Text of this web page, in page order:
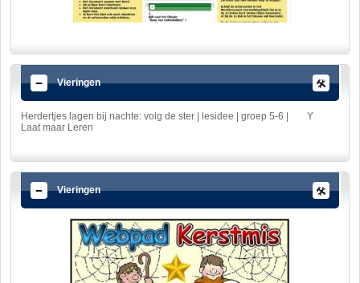
Vieringen
Herdertjes lagen bij nachte: volg de ster | lesidee | groep 5-6 |
Laat maar Leren
Y
Vieringen